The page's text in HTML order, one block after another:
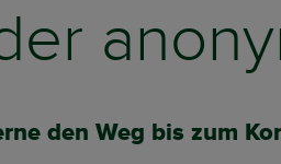
den Weg bis zum